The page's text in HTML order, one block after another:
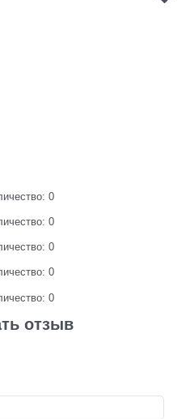
0
0
0
0
0
отзыв